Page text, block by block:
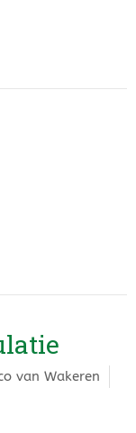
van Wakeren